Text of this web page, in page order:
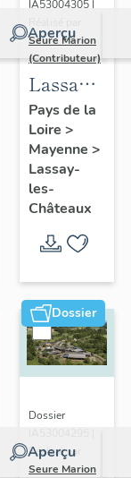
immeuble
à
logements,
31-33 rue
Robert-
Glétron
Aperçu
IA53004305 |
Seure Marion
(Contributeur)
Lassay-
les-
Châteaux
:
de la
commune
Pays de la
Loire >
Mayenne >
Lassay-
les-
Châteaux
Dossier
Aperçu
Dossier
Réalisé par
Seure Marion